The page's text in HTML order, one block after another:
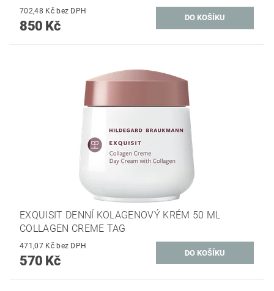
702,48 Kč bez DPH
850 Kč
EXQUISIT DENNÍ KOLAGENOVÝ KRÉM 50 ML
COLLAGEN CREME TAG
471,07 Kč bez DPH
570 Kč